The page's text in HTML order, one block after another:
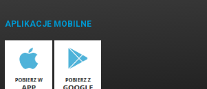
APLIKACJE MOBILNE